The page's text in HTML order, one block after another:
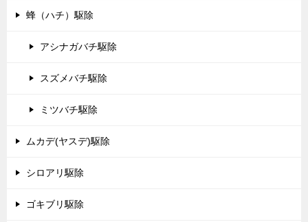
蜂（ハチ）駆除
アシナガバチ駆除
スズメバチ駆除
ミツバチ駆除
ムカデ(ヤスデ)駆除
シロアリ駆除
ゴキブリ駆除